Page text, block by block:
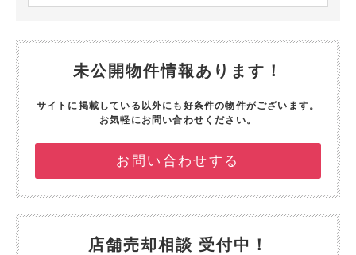
未公開物件情報あります！
サイトに掲載している以外にも好条件の物件がございます。
お気軽にお問い合わせください。
お問い合わせする
店舗売却相談 受付中！